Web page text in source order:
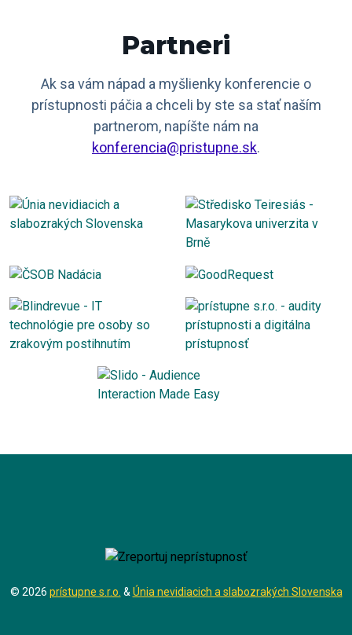
Partneri
Ak sa vám nápad a myšlienky konferencie o
prístupnosti páčia a chceli by ste sa stať naším
partnerom, napíšte nám na
konferencia@pristupne.sk.
© 2026 prístupne s.r.o. & Únia nevidiacich a slabozrakých Slovenska